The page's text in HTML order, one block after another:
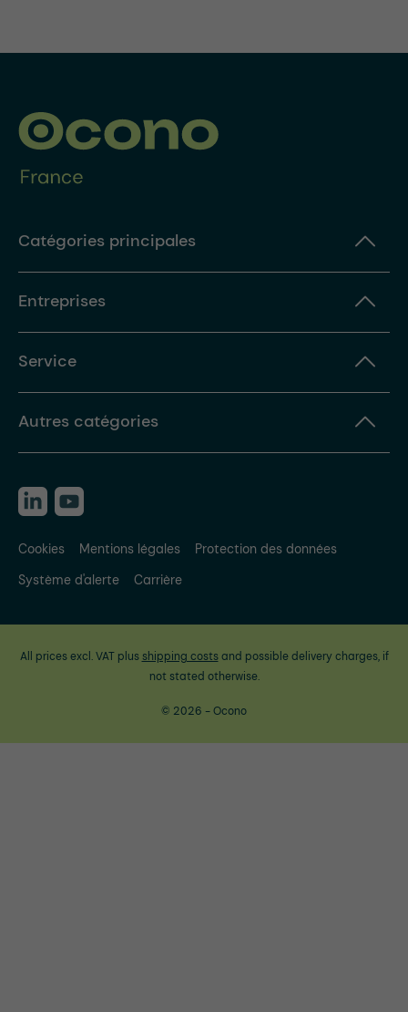
Catégories principales
Entreprises
Service
Autres catégories
Cookies Mentions légales
Protection des données
Système d'alerte
Carrière
All prices excl. VAT plus shipping costsand possible delivery charges, if
not stated otherwise.
© 2026 - Ocono